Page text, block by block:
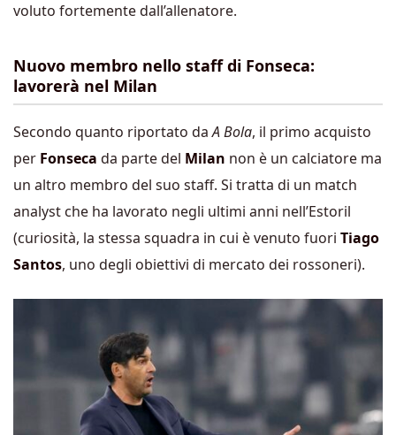
voluto fortemente dall’allenatore.
Nuovo membro nello staff di Fonseca:
lavorerà nel Milan
Secondo quanto riportato daA Bola, il primo acquisto
per Fonseca da parte del Milan non è un calciatore ma
un altro membro del suo staff. Si tratta di un match
analyst che ha lavorato negli ultimi anni nell’Estoril
(curiosità, la stessa squadra in cui è venuto fuori Tiago
Santos, uno degli obiettivi di mercato dei rossoneri).